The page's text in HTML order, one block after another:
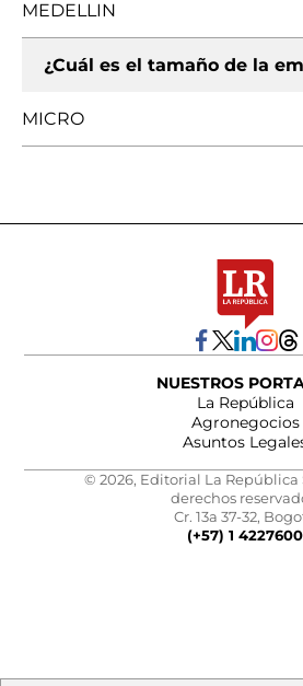
MEDELLIN
¿Cuál es el tamaño de la
MICRO
NUESTROS
La República
Agronegocios
Asuntos
© 2026, Editorial La República
derechos
Cr. 13a 37-32,
(+57) 1 4227600